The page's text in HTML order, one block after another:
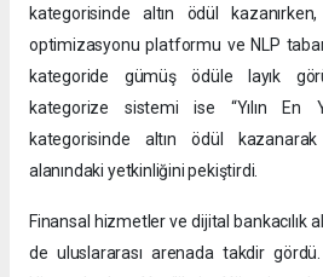
kategorisinde altın ödül
optimizasyonu platformu ve NLP
kategoride gümüş ödüle layık
kategorize sistemi ise “Yılın En
kategorisinde altın ödül
alanındaki yetkinliğini pekiştirdi.
Finansal hizmetler ve dijital bankacılık
de uluslararası arenada takdir